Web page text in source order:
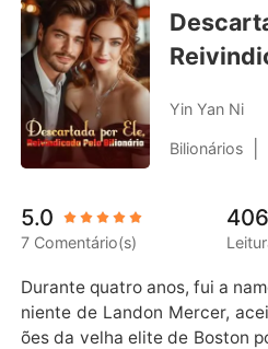
Loja
Histórico
Sair
Baixar App
Gênero
Moderno
Lobisomem
Contos
Bilionários
Contos Curtos
Yin Yan Ni
Bilionários
5.0
7 Comentário(s)
Durante quatro anos, fui a
niente de Landon Mercer,
ões da velha elite de Boston